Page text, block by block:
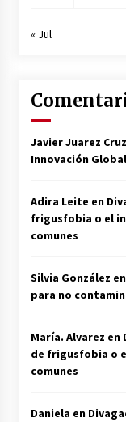
« Jul
Javier Juarez Cruz
Innovación
Adira Leite en
frigusfobia o el
comunes
Silvia González en
para no
María. Alvarez en
de frigusfobia o
comunes
Daniela en